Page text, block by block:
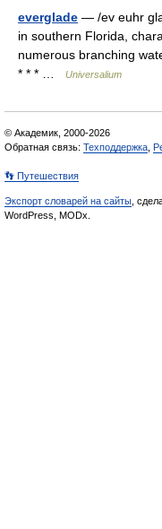
everglade — /ev euhr
in southern Florida,
numerous branching
* * * …
Universalium
© Академик, 2000-2026
Обратная связь: Техподдержка
👣 Путешествия
Экспорт словарей на сайты ,
WordPress, MODx.